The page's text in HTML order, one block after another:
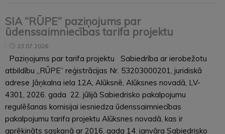
SIA “RŪPE” paziņojums par
ūdenssaimniecības tarifa projektu
23.07.2026
Paziņojums par tarifa projektu Sabiedrība ar ierobežotu
atbildību „RŪPE” reģistrācijas Nr. 53203000201, juridiskā
adrese Jāņkalna iela 12A, Alūksnē, Alūksnes novadā, LV-
4301, 2026. gada 22. jūlijā Sabiedrisko pakalpojumu
regulēšanas komisijai iesniedza ūdenssaimniecības
pakalpojumu tarifa projektu Alūksnes novadā, kas ir
aprēķināts saskaņā ar 2016. gada 14. janvāra Sabiedrisko